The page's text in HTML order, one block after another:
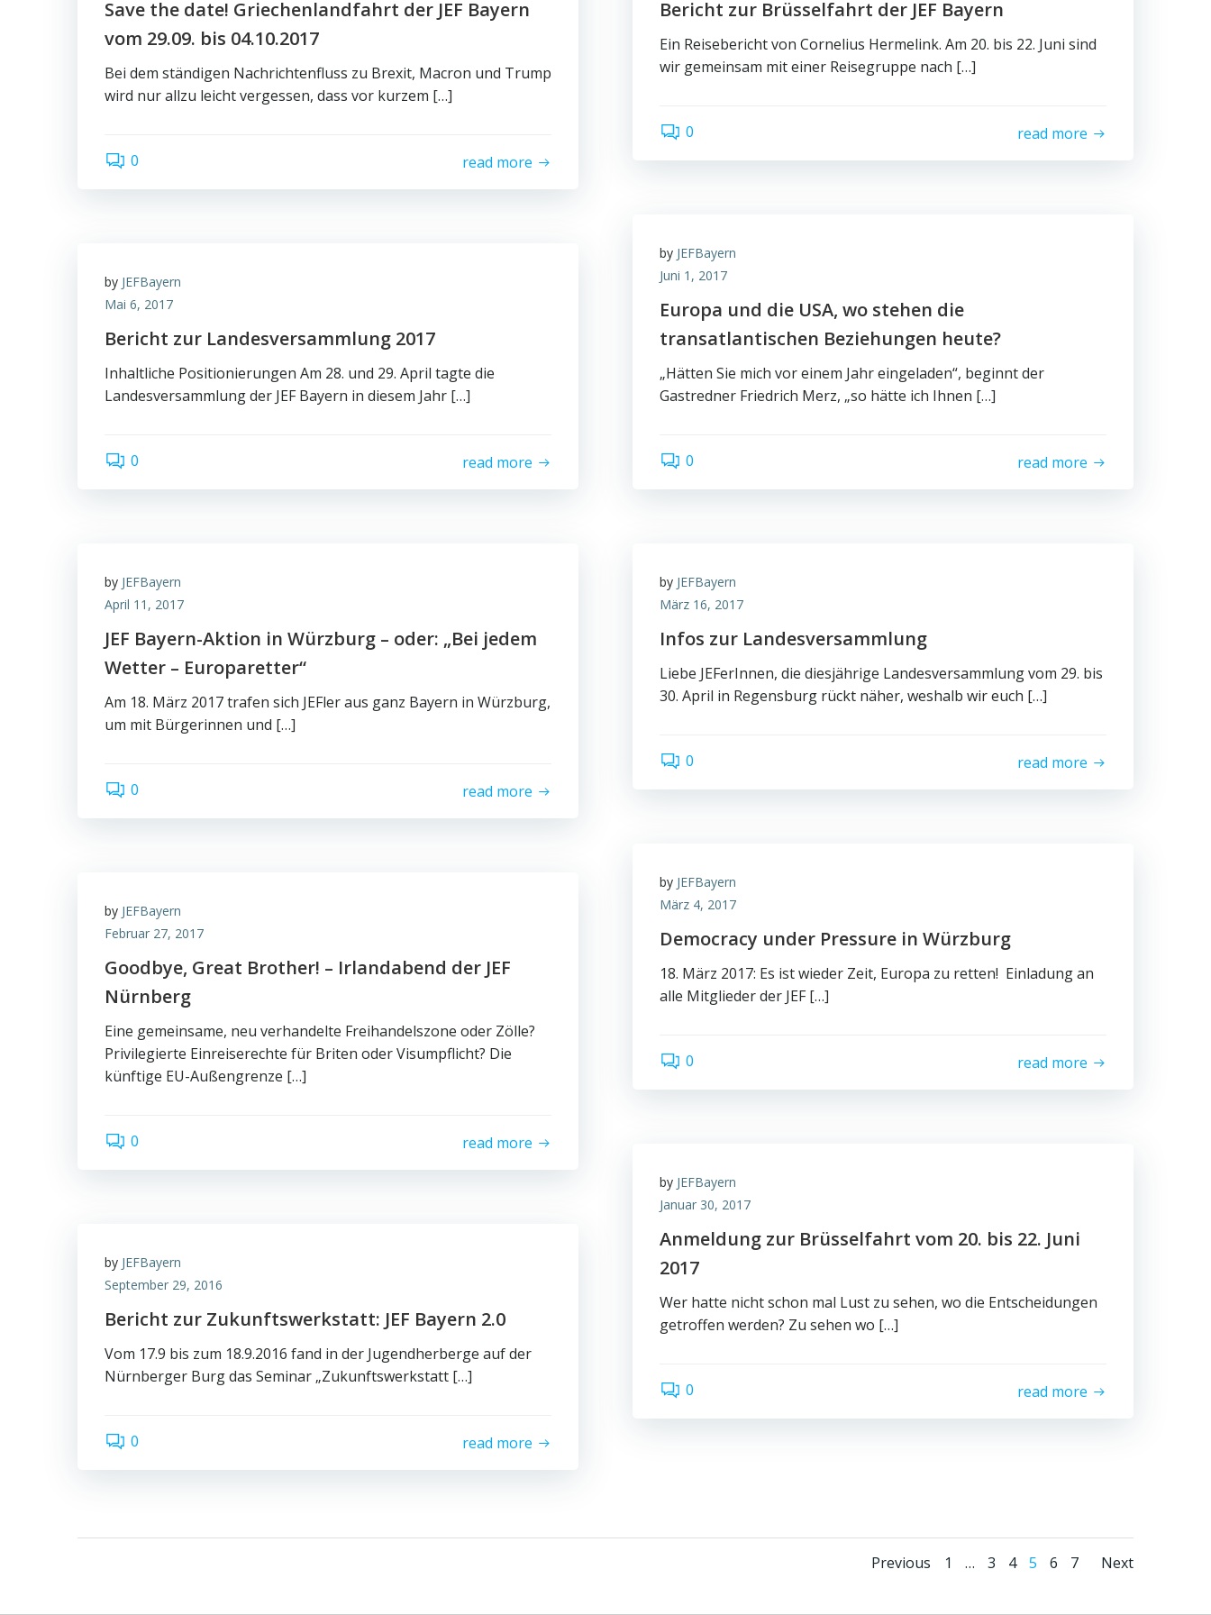
Save the date! Griechenlandfahrt der JEF Bayern
vom 29.09. bis 04.10.2017
Bei dem ständigen Nachrichtenfluss zu Brexit, Macron und Trump
wird nur allzu leicht vergessen, dass vor kurzem […]
0 read more
Bericht zur Brüsselfahrt der JEF Bayern
Ein Reisebericht von Cornelius Hermelink. Am 20. bis 22. Juni sind
wir gemeinsam mit einer Reisegruppe nach […]
0 read more
by JEFBayern
Juni 1, 2017
Europa und die USA, wo stehen die
transatlantischen Beziehungen heute?
„Hätten Sie mich vor einem Jahr eingeladen“, beginnt der
Gastredner Friedrich Merz, „so hätte ich Ihnen […]
0 read more
by JEFBayern
Mai 6, 2017
Bericht zur Landesversammlung 2017
Inhaltliche Positionierungen Am 28. und 29. April tagte die
Landesversammlung der JEF Bayern in diesem Jahr […]
0 read more
by JEFBayern
April 11, 2017
JEF Bayern-Aktion in Würzburg – oder: „Bei jedem
Wetter – Europaretter“
Am 18. März 2017 trafen sich JEFler aus ganz Bayern in Würzburg,
um mit Bürgerinnen und […]
0 read more
by JEFBayern
März 16, 2017
Infos zur Landesversammlung
Liebe JEFerInnen, die diesjährige Landesversammlung vom 29. bis
30. April in Regensburg rückt näher, weshalb wir euch […]
0 read more
by JEFBayern
März 4, 2017
Democracy under Pressure in Würzburg
18. März 2017: Es ist wieder Zeit, Europa zu retten! Einladung an
alle Mitglieder der JEF […]
0 read more
by JEFBayern
Februar 27, 2017
Goodbye, Great Brother! – Irlandabend der JEF
Nürnberg
Eine gemeinsame, neu verhandelte Freihandelszone oder Zölle?
Privilegierte Einreiserechte für Briten oder Visumpflicht? Die
künftige EU-Außengrenze […]
0 read more
by JEFBayern
Januar 30, 2017
Anmeldung zur Brüsselfahrt vom 20. bis 22. Juni
2017
Wer hatte nicht schon mal Lust zu sehen, wo die Entscheidungen
getroffen werden? Zu sehen wo […]
0 read more
by JEFBayern
September 29, 2016
Bericht zur Zukunftswerkstatt: JEF Bayern 2.0
Vom 17.9 bis zum 18.9.2016 fand in der Jugendherberge auf der
Nürnberger Burg das Seminar „Zukunftswerkstatt […]
0 read more
Posts
Previous
Posts
Page
1 … Page
3 Page
4 Page
5 Page
6 Page
7
Posts
Next